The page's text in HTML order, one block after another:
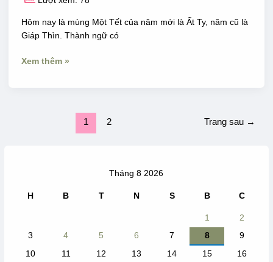
Tháng 8 2026
H B T N S B C
1
2
3
4 5 6 7 8
9
10
11 12 13 14 15
16
Hôm nay là mùng Một Tết của năm mới là Ất Ty, năm cũ là
Giáp Thìn. Thành ngữ có
Xem thêm »
1 2 Trang sau →